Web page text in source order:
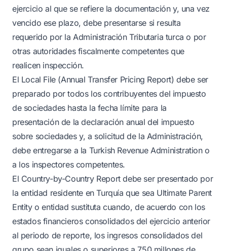
ejercicio al que se refiere la documentación y, una vez
vencido ese plazo, debe presentarse si resulta
requerido por la Administración Tributaria turca o por
otras autoridades fiscalmente competentes que
realicen inspección.
El Local File (Annual Transfer Pricing Report) debe ser
preparado por todos los contribuyentes del impuesto
de sociedades hasta la fecha límite para la
presentación de la declaración anual del impuesto
sobre sociedades y, a solicitud de la Administración,
debe entregarse a la Turkish Revenue Administration o
a los inspectores competentes.
El Country-by-Country Report debe ser presentado por
la entidad residente en Turquía que sea Ultimate Parent
Entity o entidad sustituta cuando, de acuerdo con los
estados financieros consolidados del ejercicio anterior
al periodo de reporte, los ingresos consolidados del